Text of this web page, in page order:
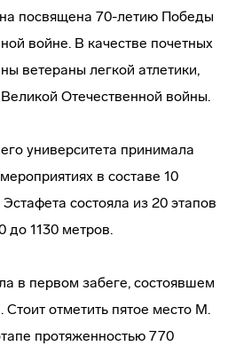
посвящена 70-летию Победы
войне. В качестве почетных
ветераны легкой атлетики,
Отечественной войны.
университета принимала
в составе 10
состояла из 20 этапов
до 1130 метров.
в первом забеге, состоявшем
Стоит отметить пятое место М.
протяженностью 770